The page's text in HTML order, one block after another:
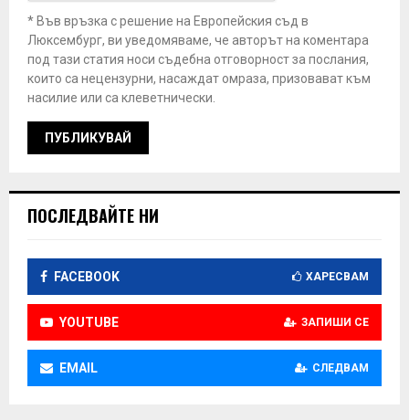
* Във връзка с решение на Европейския съд в
Люксембург, ви уведомяваме, че авторът на коментара
под тази статия носи съдебна отговорност за послания,
които са нецензурни, насаждат омраза, призовават към
насилие или са клеветнически.
ПОСЛЕДВАЙТЕ НИ
FACEBOOK ХАРЕСВАМ
YOUTUBE ЗАПИШИ СЕ
EMAIL СЛЕДВАМ